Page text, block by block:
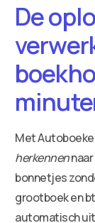
De
Met
herkennennaar
bonnetjes
grootboek en
automatisch